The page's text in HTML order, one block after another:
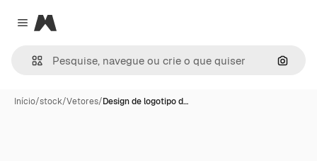
Close menu
Magnific
Início/stock/Vetores/Design de logotipo d…